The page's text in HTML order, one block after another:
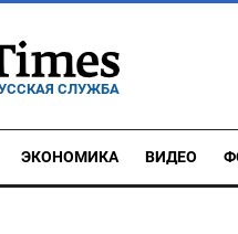
СЛУЖБА
ЭКОНОМИКА ВИДЕО